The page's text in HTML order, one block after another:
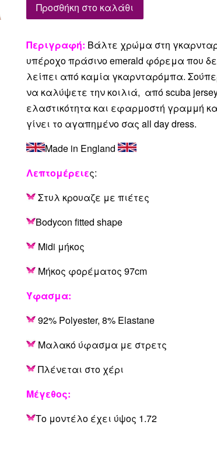
Προσθήκη στο καλάθι
Περιγραφή: Βάλτε χρώμα στη
υπέροχο πράσινο emerald φόρεμα που
λείπει από καμία γκαρνταρόμπα.
να καλύψετε την κοιλιά, από scuba
ελαστικότητα και εφαρμοστή γραμμή
γίνει το αγαπημένο σας all day dress.
Made in England
Λεπτομέρειες:
Στυλ κρουαζε με πιέτες
Bodycon fitted shape
Midi μήκος
Μήκος φορέματος 97cm
Ύφασμα:
92% Polyester, 8% Elastane
Μαλακό ύφασμα με στρετς
Πλένεται στο χέρι
Μέγεθος:
Το μοντέλο έχει ύψος 1.72